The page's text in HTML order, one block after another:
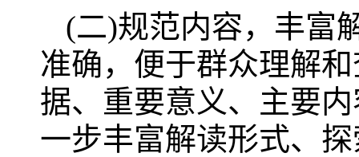
(二)规范内容，丰富
准确，便于群众理解
据、重要意义、主要
一步丰富解读形式、